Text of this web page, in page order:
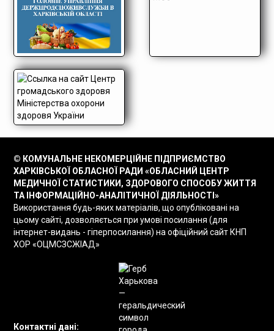
© КОМУНАЛЬНЕ НЕКОМЕРЦІЙНЕ ПІДПРИЄМСТВО
ХАРКІВСЬКОЇ ОБЛАСНОЇ РАДИ «ОБЛАСНИЙ ЦЕНТР
МЕДИЧНОЇ СТАТИСТИКИ, ЗДОРОВОГО СПОСОБУ ЖИТТЯ
ТА ІНФОРМАЦІЙНО-АНАЛІТИЧНОЇ ДІЯЛЬНОСТІ»
Використання будь-яких матеріалів, що опубліковані на
цьому сайті, дозволяється при умові посилання (для
інтернет-видань - гіперпосилання) на офіційний сайт КНП
ХОР «ОЦМСЗСЖІАД»
Контактні дані: